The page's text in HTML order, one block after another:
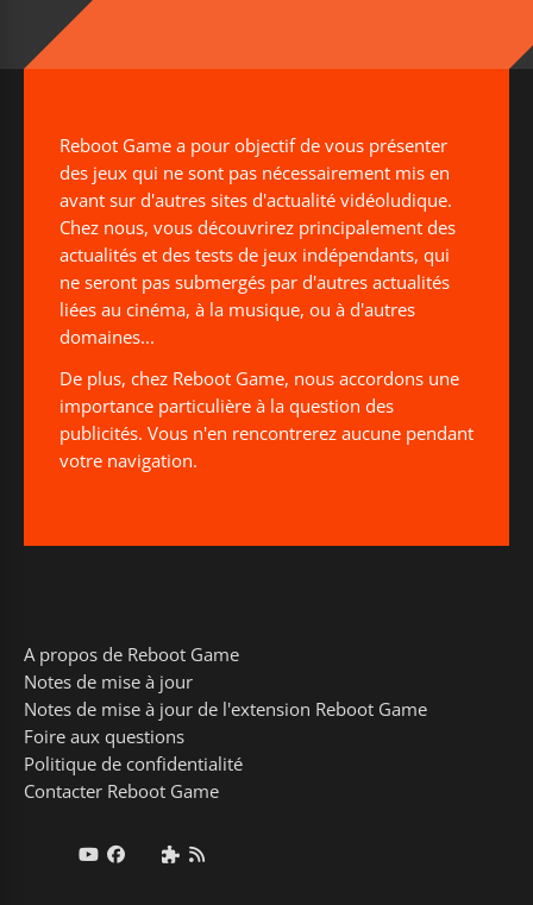
Reboot Game a pour objectif de vous présenter
des jeux qui ne sont pas nécessairement mis en
avant sur d'autres sites d'actualité vidéoludique.
Chez nous, vous découvrirez principalement des
actualités et des tests de jeux indépendants, qui
ne seront pas submergés par d'autres actualités
liées au cinéma, à la musique, ou à d'autres
domaines...
De plus, chez Reboot Game, nous accordons une
importance particulière à la question des
publicités. Vous n'en rencontrerez aucune pendant
votre navigation.
A propos de Reboot Game
Notes de mise à jour
Notes de mise à jour de l'extension Reboot Game
Foire aux questions
Politique de confidentialité
Contacter Reboot Game